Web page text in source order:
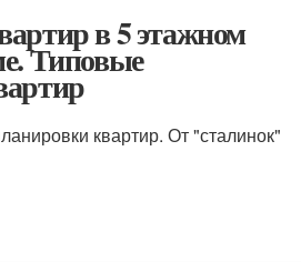
в 5 этажном
Типовые
квартир. От "сталинок"